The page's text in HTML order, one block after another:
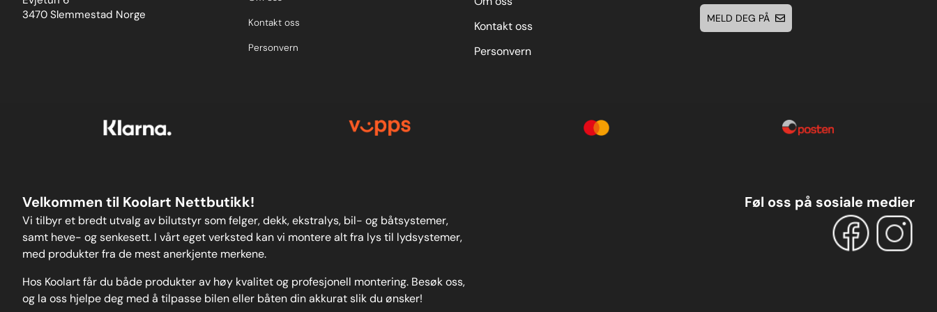
market.Please clickhereto view all sizes available
of anew user-friendly drop-down search function.
3470 Slemmestad Norge
Kontakt oss
Personvern
Kontakt oss
Personvern
MELD DEG PÅ
Velkommen til Koolart Nettbutikk!
Vi tilbyr et bredt utvalg av bilutstyr som felger, dekk, ekstralys, bil- og båtsystemer,
samt heve- og senkesett. I vårt eget verksted kan vi montere alt fra lys til lydsystemer,
med produkter fra de mest anerkjente merkene.
Hos Koolart får du både produkter av høy kvalitet og profesjonell montering. Besøk oss,
og la oss hjelpe deg med å tilpasse bilen eller båten din akkurat slik du ønsker!
Føl oss på sosiale medier